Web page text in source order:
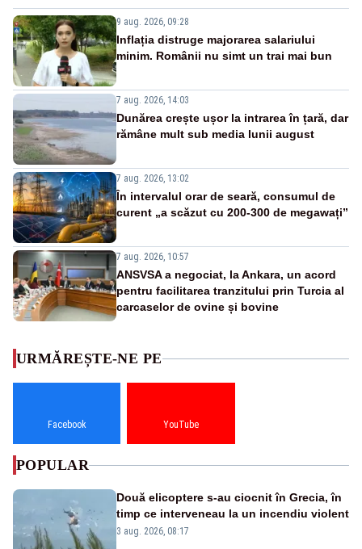
9 aug. 2026, 09:28
Inflația distruge majorarea salariului
minim. Românii nu simt un trai mai bun
7 aug. 2026, 14:03
Dunărea crește ușor la intrarea în țară, dar
rămâne mult sub media lunii august
7 aug. 2026, 13:02
În intervalul orar de seară, consumul de
curent „a scăzut cu 200-300 de megawați”
7 aug. 2026, 10:57
ANSVSA a negociat, la Ankara, un acord
pentru facilitarea tranzitului prin Turcia al
carcaselor de ovine și bovine
URMĂREȘTE-NE PE
Facebook YouTube
POPULAR
Două elicoptere s-au ciocnit în Grecia, în
timp ce interveneau la un incendiu violent
3 aug. 2026, 08:17